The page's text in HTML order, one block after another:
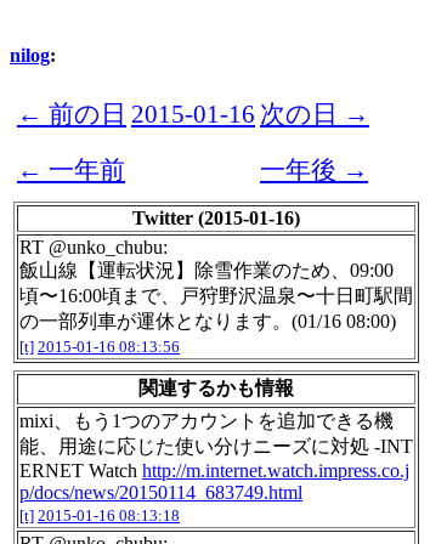
nilog:
← 前の日 2015-01-16 次の日 →
← 一年前
一年後 →
Twitter (2015-01-16)
RT @unko_chubu:
飯山線【運転状況】除雪作業のため、09:00
頃〜16:00頃まで、戸狩野沢温泉〜十日町駅間
の一部列車が運休となります。(01/16 08:00)
[t] 2015-01-16 08:13:56
関連するかも情報
mixi、もう1つのアカウントを追加できる機
能、用途に応じた使い分けニーズに対処 -INT
ERNET Watch http://m.internet.watch.impress.co.j
p/docs/news/20150114_683749.html
[t] 2015-01-16 08:13:18